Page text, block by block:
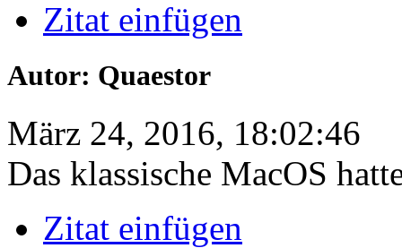
Zitat einfügen
Autor: Quaestor
März 24, 2016, 18:02:46
Das klassische MacOS
Zitat einfügen